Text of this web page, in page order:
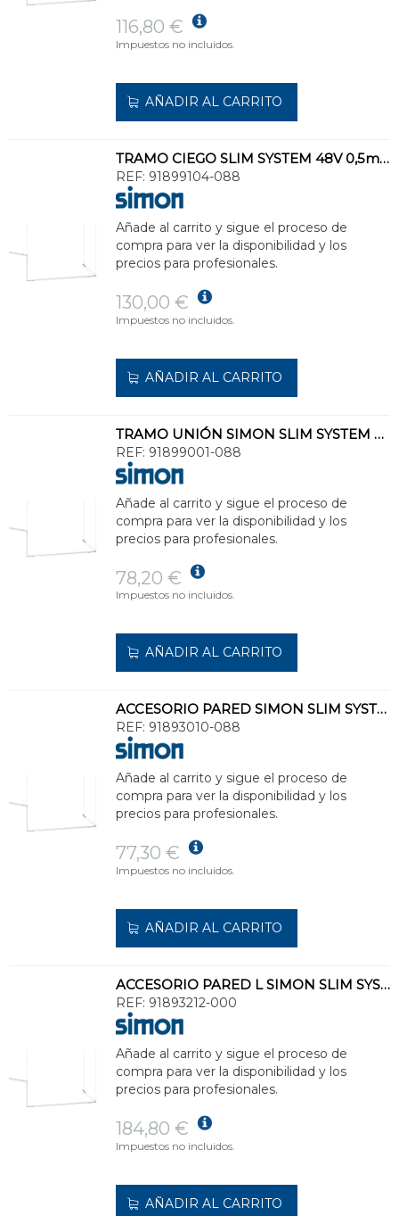
116,80 €
Impuestos no incluidos.
AÑADIR AL CARRITO
TRAMO CIEGO SLIM SYSTEM 48V 0,5m ON BOARD DIMMER NEGRO
REF: 91899104-088
Añade al carrito y sigue el proceso de
compra para ver la disponibilidad y los
precios para profesionales.
130,00 €
Impuestos no incluidos.
AÑADIR AL CARRITO
TRAMO UNIÓN SIMON SLIM SYSTEM 48V SUSPENDIDO NEGRO
REF: 91899001-088
Añade al carrito y sigue el proceso de
compra para ver la disponibilidad y los
precios para profesionales.
78,20 €
Impuestos no incluidos.
AÑADIR AL CARRITO
ACCESORIO PARED SIMON SLIM SYSTEM 48V PARA REGLETA NEGRO
REF: 91893010-088
Añade al carrito y sigue el proceso de
compra para ver la disponibilidad y los
precios para profesionales.
77,30 €
Impuestos no incluidos.
AÑADIR AL CARRITO
ACCESORIO PARED L SIMON SLIM SYSTEM 48V 0-10V/DALI E.ALIM.BL
REF: 91893212-000
Añade al carrito y sigue el proceso de
compra para ver la disponibilidad y los
precios para profesionales.
184,80 €
Impuestos no incluidos.
AÑADIR AL CARRITO